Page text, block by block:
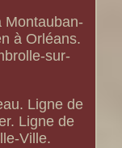
Montauban-
à Orléans.
sur-
Ligne de
Ligne de
Ville.